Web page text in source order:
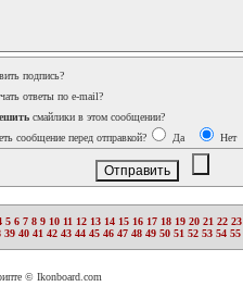
подпись?
ответы по e-mail?
смайлики в этом сообщении?
сообщение перед отправкой?
Да Нет
5 6 7 8 9 10 11 12 13 14 15 16 17 18 19 20 21 22 23
39 40 41 42 43 44 45 46 47 48 49 50 51 52 53 54 55
© Ikonboard.com